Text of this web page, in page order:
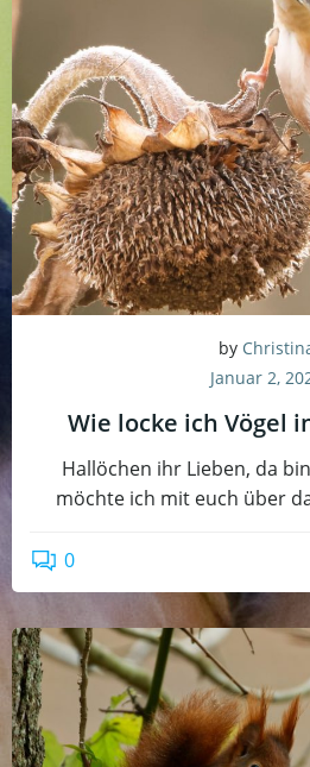
by
Januar 2,
Wie locke ich Vögel
Hallöchen ihr Lieben, da
möchte ich mit euch über
0